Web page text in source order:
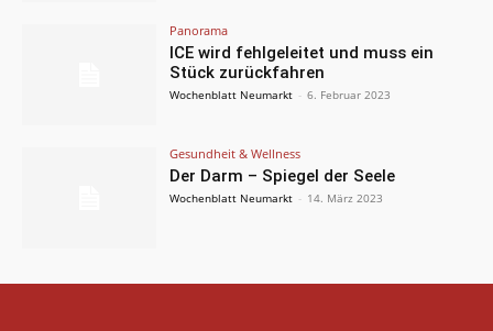
Panorama
ICE wird fehlgeleitet und muss ein
Stück zurückfahren
Wochenblatt Neumarkt - 6. Februar 2023
Gesundheit & Wellness
Der Darm – Spiegel der Seele
Wochenblatt Neumarkt - 14. März 2023